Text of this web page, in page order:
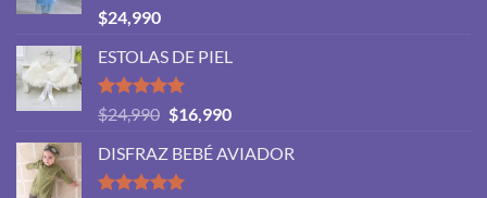
Valorado
con
de 5
$24,990
ESTOLAS DE PIEL
Valorado
con
de 5
$24,990 El
original
era:
$16,990El
actual
DISFRAZ BEBÉ AVIADOR